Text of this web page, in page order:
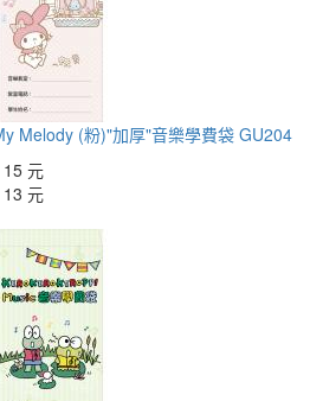
Melody (粉)"加厚"音樂學費袋 GU204
15 元
13 元